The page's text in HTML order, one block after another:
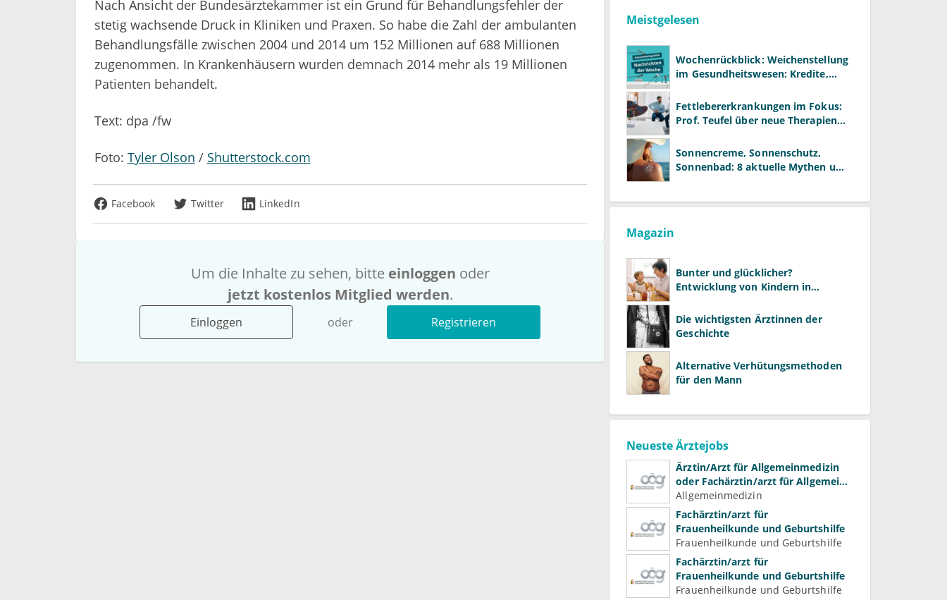
Nach Ansicht der Bundesärztekammer ist ein Grund für Behandlungsfehler der
stetig wachsende Druck in Kliniken und Praxen. So habe die Zahl der ambulanten
Behandlungsfälle zwischen 2004 und 2014 um 152 Millionen auf 688 Millionen
zugenommen. In Krankenhäusern wurden demnach 2014 mehr als 19 Millionen
Patienten behandelt.
Text: dpa /fw
Foto: Tyler Olson / Shutterstock.com
Facebook Twitter LinkedIn
Um die Inhalte zu sehen, bitte einloggen oder
jetzt kostenlos Mitglied werden.
Einloggen oder Registrieren
Meistgelesen
Wochenrückblick: Weichenstellung
im Gesundheitswesen: Kredite,
Fettlebererkrankungen im Fokus:
Prof. Teufel über neue Therapien
Sonnencreme, Sonnenschutz,
Sonnenbad: 8 aktuelle Mythen und
Magazin
Bunter und glücklicher?
Entwicklung von Kindern in
Die wichtigsten Ärztinnen der
Geschichte
Alternative Verhütungsmethoden
für den Mann
Neueste Ärztejobs
Ärztin/Arzt für Allgemeinmedizin
oder Fachärztin/arzt für Allgemein-
und Familienmedizin für
Psychiatrie und
Psychotherapeutische Medizin
Allgemeinmedizin
Fachärztin/arzt für
Frauenheilkunde und Geburtshilfe
Frauenheilkunde und Geburtshilfe
Fachärztin/arzt für
Frauenheilkunde und Geburtshilfe
Frauenheilkunde und Geburtshilfe